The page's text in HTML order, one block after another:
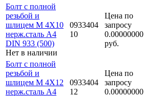
Болт с полной
резьбой и
шлицем M 4Х10
нерж.сталь A4
DIN 933 (500)
Нет в наличии
0933404
10
Цена по
запросу
0.00000000
руб.
Болт с полной
резьбой и
шлицем M 4Х12
нерж.сталь A4
0933404
12
Цена по
запросу
0.00000000